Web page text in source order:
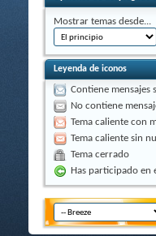
Mostrar temas desde...
Leyenda de iconos
Contiene mensajes
No contiene
Tema caliente con
Tema caliente sin
Tema cerrado
Has participado en